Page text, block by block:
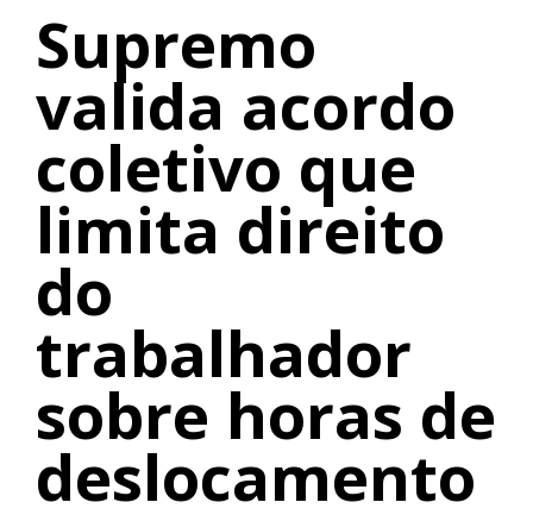
Supremo
valida acordo
coletivo que
limita direito
do
trabalhador
sobre horas de
deslocamento